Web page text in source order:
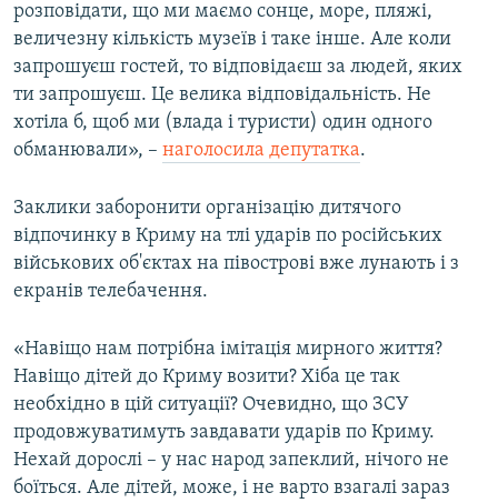
розповідати, що ми маємо сонце, море, пляжі,
величезну кількість музеїв і таке інше. Але коли
запрошуєш гостей, то відповідаєш за людей, яких
ти запрошуєш. Це велика відповідальність. Не
хотіла б, щоб ми (влада і туристи) один одного
обманювали», – наголосила депутатка.
Заклики заборонити організацію дитячого
відпочинку в Криму на тлі ударів по російських
військових об'єктах на півострові вже лунають і з
екранів телебачення.
«Навіщо нам потрібна імітація мирного життя?
Навіщо дітей до Криму возити? Хіба це так
необхідно в цій ситуації? Очевидно, що ЗСУ
продовжуватимуть завдавати ударів по Криму.
Нехай дорослі – у нас народ запеклий, нічого не
боїться. Але дітей, може, і не варто взагалі зараз